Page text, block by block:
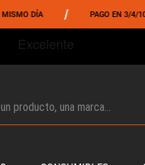
DÍA / PAGO EN 3/4/10X